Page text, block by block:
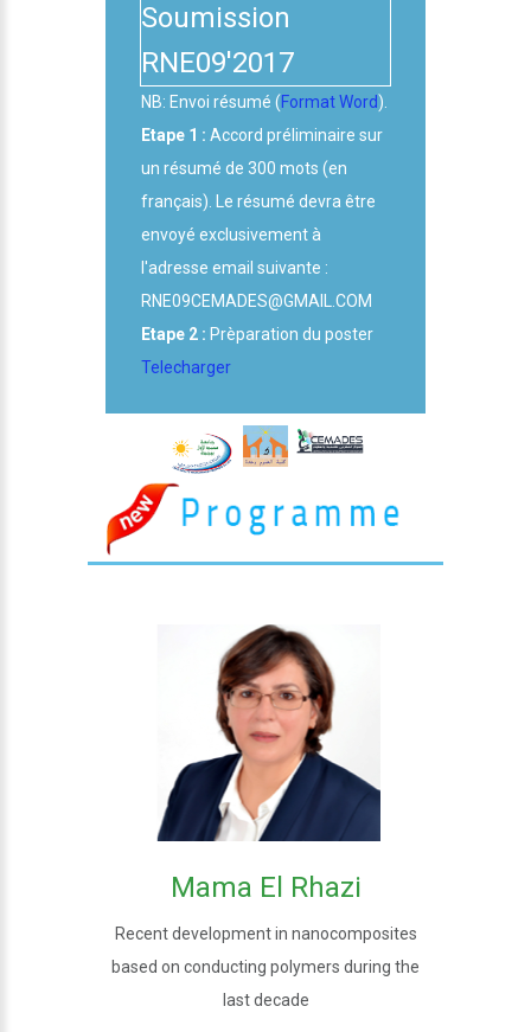
Soumission
RNE09'2017
NB: Envoi résumé (Format Word).
Etape 1 : Accord préliminaire sur
un résumé de 300 mots (en
français). Le résumé devra être
envoyé exclusivement à
l'adresse email suivante :
RNE09CEMADES@GMAIL.COM
Etape 2 : Prèparation du poster
Telecharger
Mama El Rhazi
Recent development in nanocomposites
based on conducting polymers during the
last decade